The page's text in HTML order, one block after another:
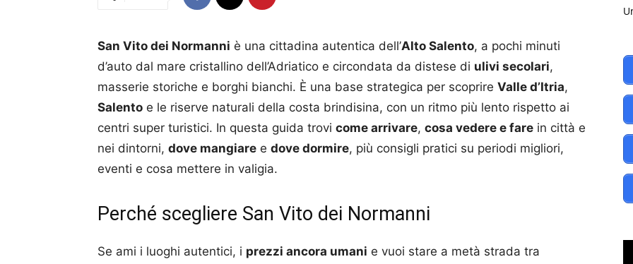
San Vito dei Normanni è una cittadina autentica dell’Alto Salento, a pochi minuti
d’auto dal mare cristallino dell’Adriatico e circondata da distese di ulivi secolari,
masserie storiche e borghi bianchi. È una base strategica per scoprire Valle d’Itria,
Salento e le riserve naturali della costa brindisina, con un ritmo più lento rispetto ai
centri super turistici. In questa guida trovi come arrivare, cosa vedere e fare in città e
nei dintorni, dove mangiare e dove dormire, più consigli pratici su periodi migliori,
eventi e cosa mettere in valigia.
Perché scegliere San Vito dei Normanni
Se ami i luoghi autentici, i prezzi ancora umani e vuoi stare a metà strada tra